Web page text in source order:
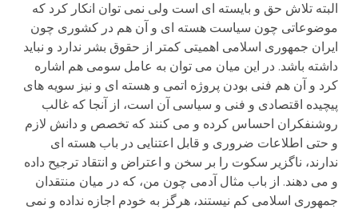
البته تلاش حق و بایسته ای است ولی نمی توان انکار کرد که
موضوعاتی چون سیاست هسته ای و آن هم در کشوری چون
ایران جمهوری اسلامی اهمیتی کمتر از حقوق بشر ندارد و نباید
داشته باشد. در این میان می توان به عامل سومی هم اشاره
کرد و آن هم فنی بودن پروژه اتمی و هسته ای و نیز سویه های
پیچیده اقتصادی و فنی و سیاسی آن است، از آنجا که غالب
روشنفکران احساس کرده و می کنند که تخصص و دانش لازم
و حتی اطلاعات ضروری و قابل اعتنایی در باب هسته ای
ندارند، ناگزیر سکوت را بر سخن و اعتراض و انتقاد ترجیح داده
و می دهند. از باب مثال آدمی چون من، که در میان منتقدان
جمهوری اسلامی کم نیستند، هرگز به خودم اجازه نداده و نمی